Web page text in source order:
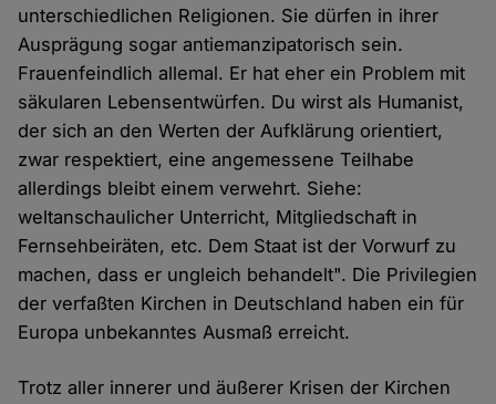
unterschiedlichen Religionen. Sie dürfen in ihrer
Ausprägung sogar antiemanzipatorisch sein.
Frauenfeindlich allemal. Er hat eher ein Problem mit
säkularen Lebensentwürfen. Du wirst als Humanist,
der sich an den Werten der Aufklärung orientiert,
zwar respektiert, eine angemessene Teilhabe
allerdings bleibt einem verwehrt. Siehe:
weltanschaulicher Unterricht, Mitgliedschaft in
Fernsehbeiräten, etc. Dem Staat ist der Vorwurf zu
machen, dass er ungleich behandelt". Die Privilegien
der verfaßten Kirchen in Deutschland haben ein für
Europa unbekanntes Ausmaß erreicht.
Trotz aller innerer und äußerer Krisen der Kirchen